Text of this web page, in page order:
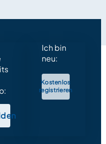
Ich bin
neu:
Kostenlos
registrieren